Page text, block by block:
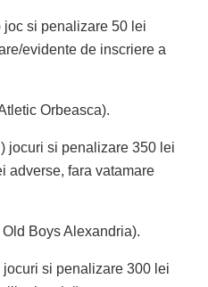
joc si penalizare 50 lei
evidente de inscriere a
Orbeasca).
jocuri si penalizare 350 lei
adverse, fara vatamare
Boys Alexandria).
si penalizare 300 lei